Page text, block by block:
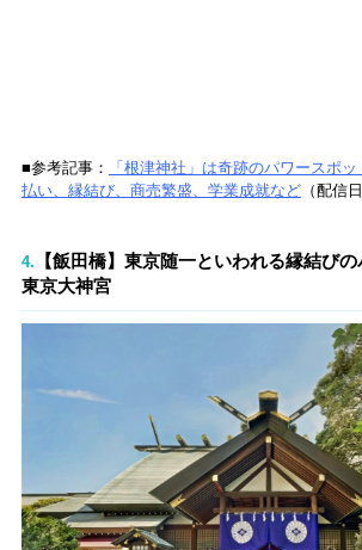
■参考記事：
「根津神社」は奇跡のパワースポ
払い、縁結び、商売繁盛、学業成就など（配信
4.
【飯田橋】東京随一といわれる縁結び
東京大神宮